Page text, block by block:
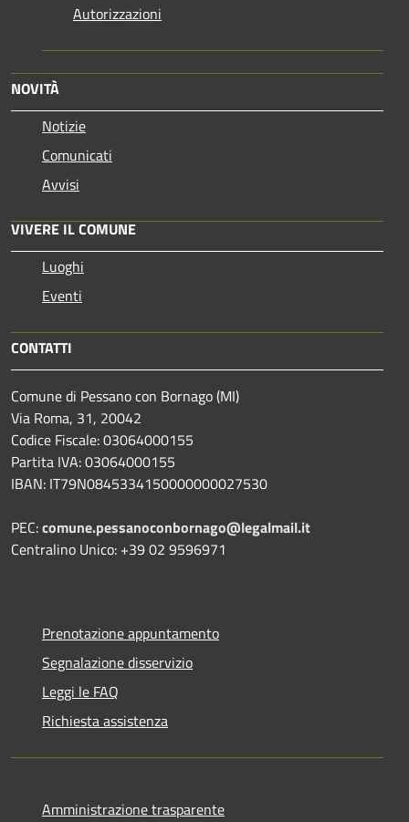
Autorizzazioni
NOVITÀ
Notizie
Comunicati
Avvisi
VIVERE IL COMUNE
Luoghi
Eventi
CONTATTI
Comune di Pessano con Bornago (MI)
Via Roma, 31, 20042
Codice Fiscale: 03064000155
Partita IVA: 03064000155
IBAN: IT79N0845334150000000027530
PEC:comune.pessanoconbornago@legalmail.it
Centralino Unico: +39 02 9596971
Prenotazione appuntamento
Segnalazione disservizio
Leggi le FAQ
Richiesta assistenza
Amministrazione trasparente